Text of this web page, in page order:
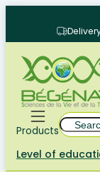
content
Products
Search
Level of